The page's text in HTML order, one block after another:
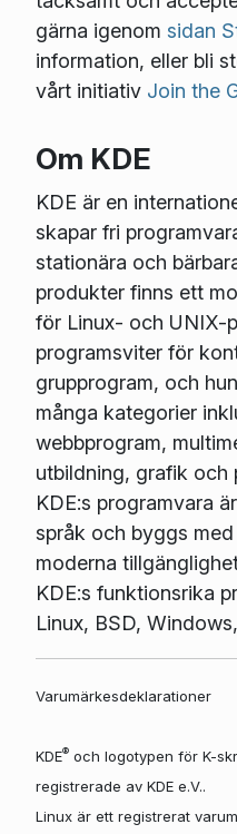
gärna igenom sidan
information, eller bli
vårt initiativ Join the
Om KDE
KDE är en
skapar fri
stationära och
produkter finns ett
för Linux- och UNIX-
programsviter för
grupprogram, och
många kategorier
webbprogram,
utbildning, grafik och
KDE:s programvara
språk och byggs
moderna
KDE:s funktionsrika
Linux, BSD,
Varumärkesdeklarationer
KDE®och logotypen för K-
registrerade av KDE e.V..
Linux är ett registrerat